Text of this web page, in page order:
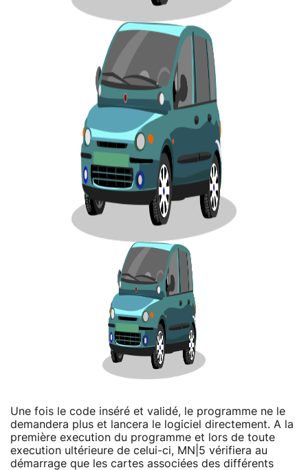
Une fois le code inséré et validé, le programme ne le
demandera plus et lancera le logiciel directement. A la
première execution du programme et lors de toute
execution ultérieure de celui-ci, MN|5 vérifiera au
démarrage que les cartes associées des différents